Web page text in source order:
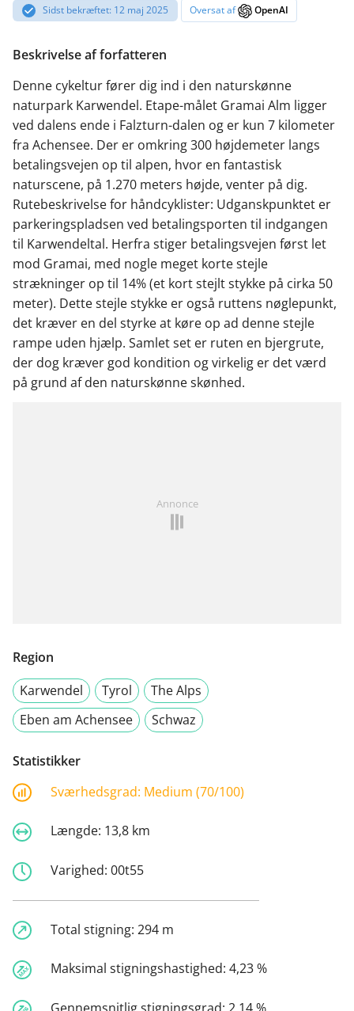
Sidst bekræftet: 12 maj 2025 Oversat af OpenAI
Beskrivelse af forfatteren
Denne cykeltur fører dig ind i den naturskønne
naturpark Karwendel. Etape-målet Gramai Alm ligger
ved dalens ende i Falzturn-dalen og er kun 7 kilometer
fra Achensee. Der er omkring 300 højdemeter langs
betalingsvejen op til alpen, hvor en fantastisk
naturscene, på 1.270 meters højde, venter på dig.
Rutebeskrivelse for håndcyklister: Udganskpunktet er
parkeringspladsen ved betalingsporten til indgangen
til Karwendeltal. Herfra stiger betalingsvejen først let
mod Gramai, med nogle meget korte stejle
strækninger op til 14% (et kort stejlt stykke på cirka 50
meter). Dette stejle stykke er også ruttens nøglepunkt,
det kræver en del styrke at køre op ad denne stejle
rampe uden hjælp. Samlet set er ruten en bjergrute,
der dog kræver god kondition og virkelig er det værd
på grund af den naturskønne skønhed.
Annonce
Region
Karwendel
Tyrol
The Alps
Eben am Achensee
Schwaz
Statistikker
Sværhedsgrad: Medium (70/100)
Længde: 13,8 km
Varighed: 00t55
Total stigning: 294 m
Maksimal stigningshastighed: 4,23 %